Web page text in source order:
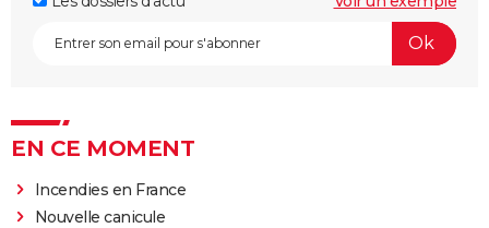
EN CE MOMENT
Incendies en France
Nouvelle canicule